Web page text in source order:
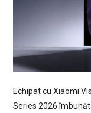
Echipat cu Xiaomi
Series 2026